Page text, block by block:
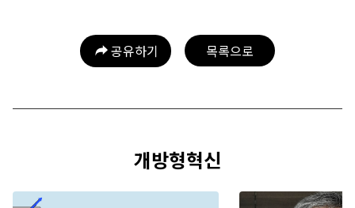
공유하기 목록으로
개방형혁신